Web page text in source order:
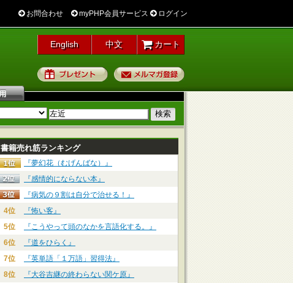
お問合わせ myPHP会員サービス ログイン
English 中文 カート
プレゼント
書籍売れ筋ランキング
『夢幻花（むげんばな）』
『感情的にならない本』
『病気の９割は自分で治せる！』
4位
『怖い客』
5位
『こうやって頭のなかを言語化する。』
6位
『道をひらく』
7位
『英単語「１万語」習得法』
8位
『大谷吉継の終わらない関ケ原』